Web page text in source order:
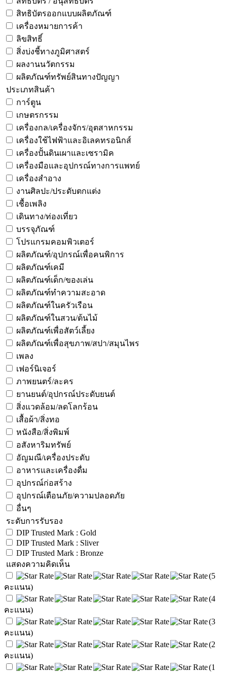
สิทธิบัตรออกแบบผลิตภัณฑ์
เครื่องหมายการค้า
ลิขสิทธิ์
สิ่งบ่งชี้ทางภูมิศาสตร์
ผลงานนวัตกรรม
ผลิตภัณฑ์ทรัพย์สินทางปัญญา
ประเภทสินค้า
การ์ตูน
เกษตรกรรม
เครื่องกล/เครื่องจักร/อุตสาหกรรม
เครื่องใช้ไฟฟ้าและอิเลคทรอนิกส์
เครื่องปั้นดินเผาและเซรามิค
เครื่องมือและอุปกรณ์ทางการแพทย์
เครื่องสำอาง
งานศิลปะ/ประดับตกแต่ง
เชื้อเพลิง
เดินทาง/ท่องเที่ยว
บรรจุภัณฑ์
โปรแกรมคอมพิวเตอร์
ผลิตภัณฑ์/อุปกรณ์เพื่อคนพิการ
ผลิตภัณฑ์เคมี
ผลิตภัณฑ์เด็ก/ของเล่น
ผลิตภัณฑ์ทำความสะอาด
ผลิตภัณฑ์ในครัวเรือน
ผลิตภัณฑ์ในสวน/ต้นไม้
ผลิตภัณฑ์เพื่อสัตว์เลี้ยง
ผลิตภัณฑ์เพื่อสุขภาพ/สปา/สมุนไพร
เพลง
เฟอร์นิเจอร์
ภาพยนตร์/ละคร
ยานยนต์/อุปกรณ์ประดับยนต์
สิ่งแวดล้อม/ลดโลกร้อน
เสื้อผ้า/สิ่งทอ
หนังสือ/สิ่งพิมพ์
อสังหาริมทรัพย์
อัญมณี/เครื่องประดับ
อาหารและเครื่องดื่ม
อุปกรณ์ก่อสร้าง
อุปกรณ์เตือนภัย/ความปลอดภัย
อื่นๆ
ระดับการรับรอง
DIP Trusted Mark : Gold
DIP Trusted Mark : Sliver
DIP Trusted Mark : Bronze
แสดงความคิดเห็น
(5
คะแนน)
(4
คะแนน)
(3
คะแนน)
(2
คะแนน)
(1